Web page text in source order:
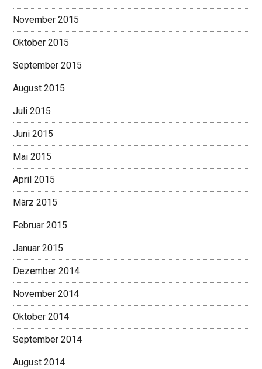
November 2015
Oktober 2015
September 2015
August 2015
Juli 2015
Juni 2015
Mai 2015
April 2015
März 2015
Februar 2015
Januar 2015
Dezember 2014
November 2014
Oktober 2014
September 2014
August 2014